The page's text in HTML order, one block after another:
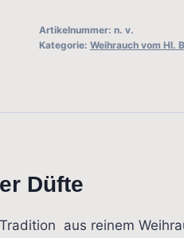
Hl.
Berg
Menge
Artikelnummer: n. v.
Kategorie: Weihrauch vom Hl.
Düfte
aus reinem